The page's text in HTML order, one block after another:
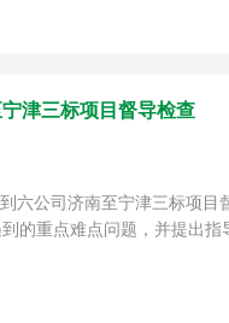
津三标项目督导检查
六公司济南至宁津三标项
的重点难点问题，并提出